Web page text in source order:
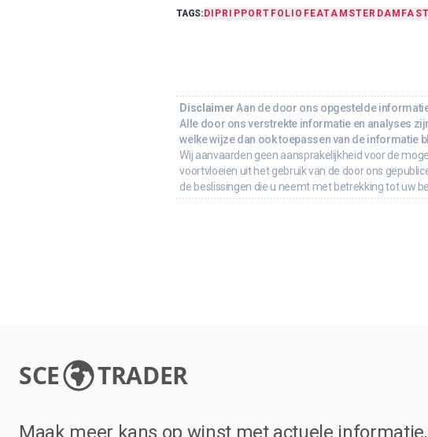
TAGS:DIPRIPPORTFOLIO FEATAMSTERDAM
Disclaimer Aan de door ons opgestelde
Alle door ons verstrekte informatie en analyses
welke wijze dan ook toepassen van de informatie
Wij aanvaarden geen aansprakelijkheid voor de
voortvloeien uit het gebruik van de door ons
de beslissingen die u neemt met betrekking tot uw
SCE TRADER
Maak meer kans op winst met actuele informatie,